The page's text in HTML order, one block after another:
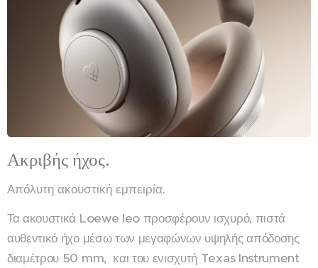
Ακριβής ήχος.
Απόλυτη ακουστική εμπειρία.
Τα ακουστικά Loewe leo προσφέρουν ισχυρό, πιστά
αυθεντικό ήχο μέσω των μεγαφώνων υψηλής απόδοσης
διαμέτρου 50 mm, και του ενισχυτή Texas Instrument